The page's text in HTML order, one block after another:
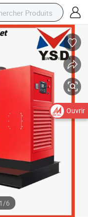
1/6
Ouvrir